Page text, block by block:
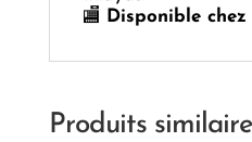
🏬
Disponible
Produits